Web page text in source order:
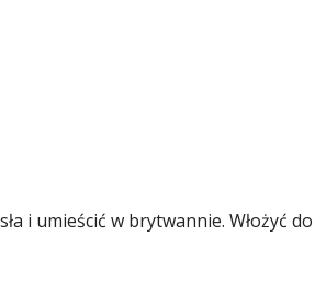
i umieścić w brytwannie. Włożyć do